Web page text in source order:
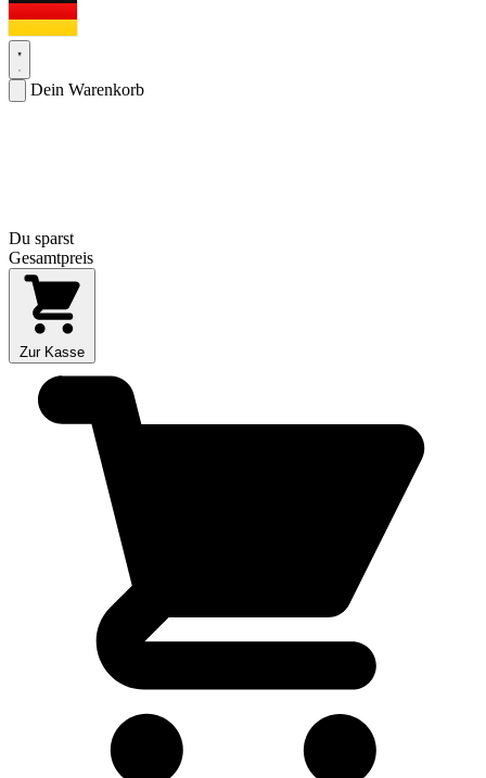
Dein Warenkorb
Du sparst
Gesamtpreis
Zur Kasse